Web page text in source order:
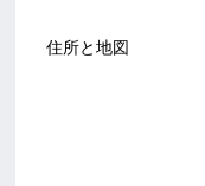
住所と地図